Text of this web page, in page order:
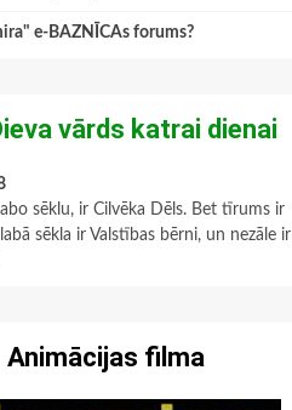
e-BAZNĪCAs forums?
vārds katrai dienai
labo sēklu, ir Cilvēka Dēls. Bet tīrums ir
sēkla ir Valstības bērni, un nezāle ir
Animācijas filma